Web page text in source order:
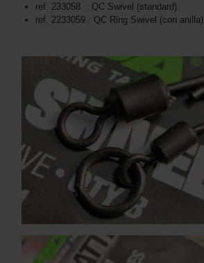
ref. 233058 : QC Swivel (standard).
ref. 2233059 : QC Ring Swivel (con anilla).